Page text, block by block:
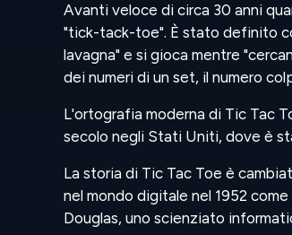
Avanti veloce di circa 30 anni
"tick-tack-toe". È stato definito
lavagna" e si gioca mentre
dei numeri di un set, il numero
L'ortografia moderna di Tic Tac
secolo negli Stati Uniti, dove è
La storia di Tic Tac Toe è
nel mondo digitale nel 1952
Douglas, uno scienziato